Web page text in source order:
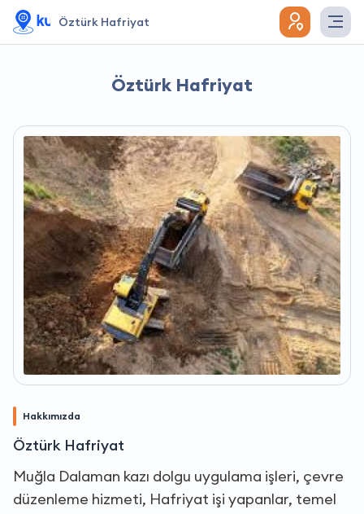
Öztürk Hafriyat
Öztürk Hafriyat
Hakkımızda
Öztürk Hafriyat
Muğla Dalaman kazı dolgu uygulama işleri, çevre
düzenleme hizmeti, Hafriyat işi yapanlar, temel